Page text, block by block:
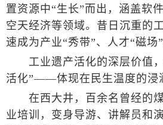
置资源中“生长”而出，涵盖软
空天经济等领域。昔日沉重的
速成为产业“秀带”、人才“磁场”
工业遗产活化的深层价值，
活化”——体现在民生温度的浸
在西大井，百余名曾经的煤
业培训，变身导游、讲解员和